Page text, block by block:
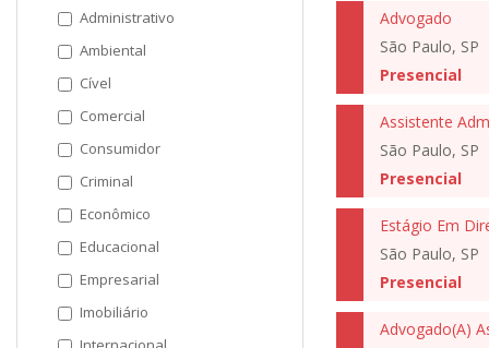
Administrativo
Ambiental
Cível
Comercial
Consumidor
Criminal
Econômico
Educacional
Empresarial
Imobiliário
Advogado
São Paulo, SP
Presencial
Assistente
São Paulo, SP
Presencial
Estágio Em
São Paulo, SP
Presencial
Advogado(A)